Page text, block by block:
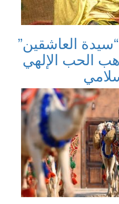
العاشقين”
الحب الإلهي